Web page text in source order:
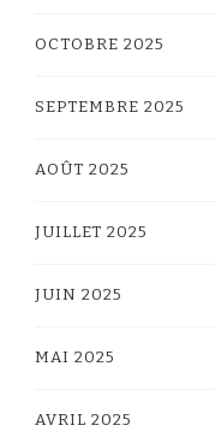
OCTOBRE 2025
SEPTEMBRE 2025
AOÛT 2025
JUILLET 2025
JUIN 2025
MAI 2025
AVRIL 2025